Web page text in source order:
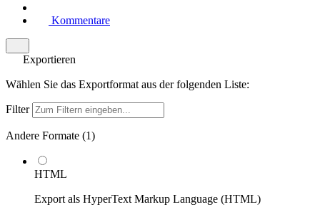
Kommentare
Exportieren
Wählen Sie das Exportformat aus der folgenden Liste:
Filter
Andere Formate (1)
HTML
Export als HyperText Markup Language (HTML)